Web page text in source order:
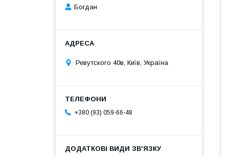
Богдан
Ревутского 40в, Київ, Україна
+380 (93) 059-66-48